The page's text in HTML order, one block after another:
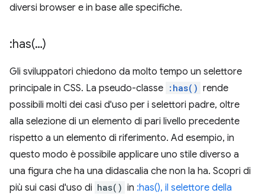
diversi browser e in base alle specifiche.
:has(…)
Gli sviluppatori chiedono da molto tempo un selettore
principale in CSS. La pseudo-classe :has() rende
possibili molti dei casi d'uso per i selettori padre, oltre
alla selezione di un elemento di pari livello precedente
rispetto a un elemento di riferimento. Ad esempio, in
questo modo è possibile applicare uno stile diverso a
una figura che ha una didascalia che non la ha. Scopri di
più sui casi d'uso di has() in :has(), il selettore della